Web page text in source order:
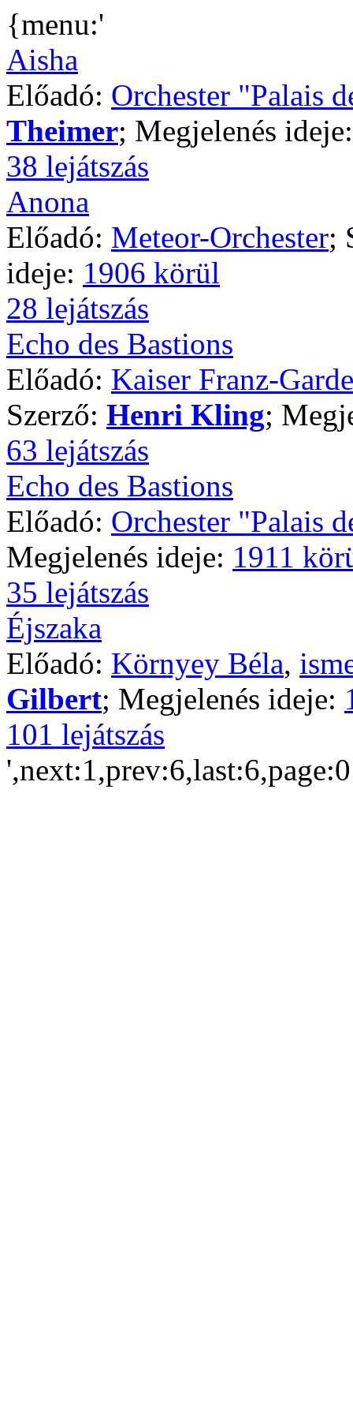
{menu:'
Aisha
Előadó: Orchester "Palais
Theimer; Megjelenés
38 lejátszás
Anona
Előadó: Meteor-Orchester;
ideje: 1906 körül
28 lejátszás
Echo des Bastions
Előadó: Kaiser Franz-
Szerző: Henri Kling;
63 lejátszás
Echo des Bastions
Előadó: Orchester "Palais
Megjelenés ideje: 1911
35 lejátszás
Éjszaka
Előadó: Környey Béla,
Gilbert; Megjelenés ideje:
101 lejátszás